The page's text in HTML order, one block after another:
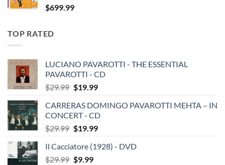
$699.99
TOP RATED
LUCIANO PAVAROTTI - THE ESSENTIAL
PAVAROTTI - CD
$29.99 Original
was:
$29.99.
$19.99Current
is:
$19.99.
CARRERAS DOMINGO PAVAROTTI MEHTA – IN
CONCERT - CD
$29.99 Original
was:
$29.99.
$19.99Current
is:
Il Cacciatore (1928) - DVD
$29.99 Original
$9.99Current